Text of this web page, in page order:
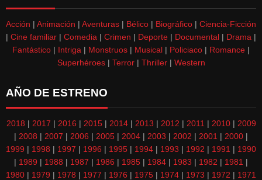
Acción | Animación | Aventuras | Bélico | Biográfico | Ciencia-Ficción
| Cine familiar | Comedia | Crimen | Deporte | Documental | Drama |
Fantástico | Intriga | Monstruos | Musical | Policiaco | Romance |
Superhéroes| Terror| Thriller| Western
AÑO DE ESTRENO
2018 | 2017 | 2016 | 2015| 2014| 2013 | 2012 | 2011 | 2010| 2009
| 2008 | 2007 | 2006 | 2005 | 2004 | 2003 | 2002 | 2001 | 2000 |
1999 | 1998 | 1997 | 1996 | 1995 | 1994 | 1993 | 1992 | 1991 | 1990
| 1989 | 1988 | 1987 | 1986 | 1985 | 1984 | 1983 | 1982 | 1981 |
1980 | 1979 | 1978 | 1977 | 1976 | 1975 | 1974 | 1973 | 1972 | 1971